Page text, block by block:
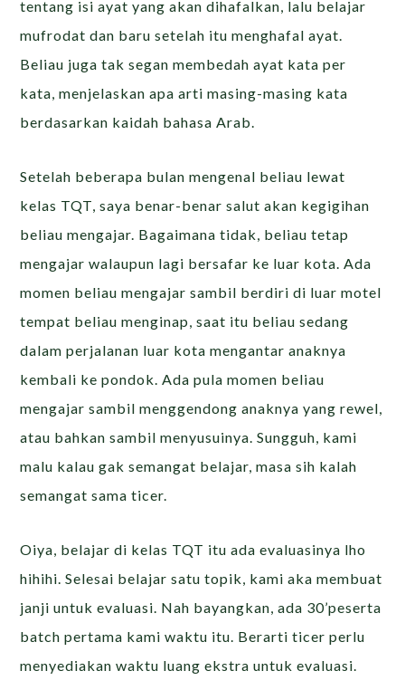
tentang isi ayat yang akan dihafalkan, lalu belajar
mufrodat dan baru setelah itu menghafal ayat.
Beliau juga tak segan membedah ayat kata per
kata, menjelaskan apa arti masing-masing kata
berdasarkan kaidah bahasa Arab.
Setelah beberapa bulan mengenal beliau lewat
kelas TQT, saya benar-benar salut akan kegigihan
beliau mengajar. Bagaimana tidak, beliau tetap
mengajar walaupun lagi bersafar ke luar kota. Ada
momen beliau mengajar sambil berdiri di luar motel
tempat beliau menginap, saat itu beliau sedang
dalam perjalanan luar kota mengantar anaknya
kembali ke pondok. Ada pula momen beliau
mengajar sambil menggendong anaknya yang rewel,
atau bahkan sambil menyusuinya. Sungguh, kami
malu kalau gak semangat belajar, masa sih kalah
semangat sama ticer.
Oiya, belajar di kelas TQT itu ada evaluasinya lho
hihihi. Selesai belajar satu topik, kami aka membuat
janji untuk evaluasi. Nah bayangkan, ada 30’peserta
batch pertama kami waktu itu. Berarti ticer perlu
menyediakan waktu luang ekstra untuk evaluasi.